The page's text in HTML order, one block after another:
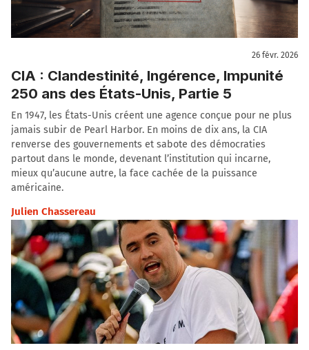
26 févr. 2026
CIA : Clandestinité, Ingérence, Impunité
250 ans des États-Unis, Partie 5
En 1947, les États-Unis créent une agence conçue pour ne plus
jamais subir de Pearl Harbor. En moins de dix ans, la CIA
renverse des gouvernements et sabote des démocraties
partout dans le monde, devenant l’institution qui incarne,
mieux qu’aucune autre, la face cachée de la puissance
américaine.
Julien Chassereau